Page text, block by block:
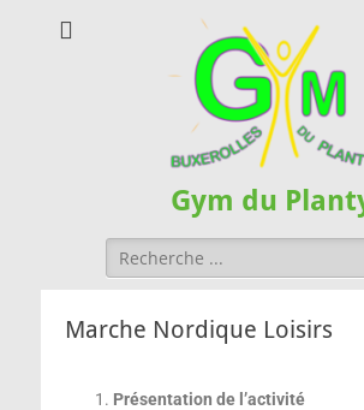
Gym du
Marche Nordique Loisirs
Présentation de l’activité